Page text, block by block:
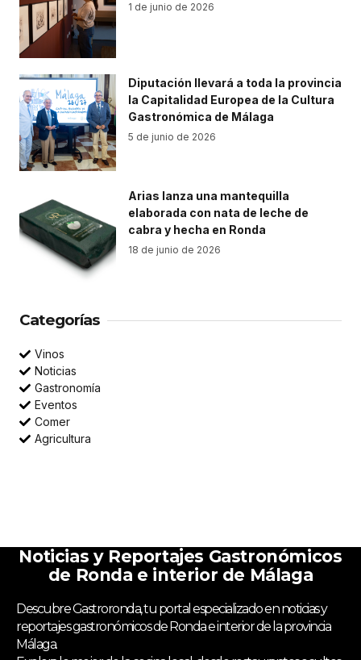
1 de junio de 2026
Diputación llevará a toda la provincia
la Capitalidad Europea de la Cultura
Gastronómica de Málaga
5 de junio de 2026
Arias lanza una mantequilla
elaborada con nata de leche de
cabra y hecha en Ronda
18 de junio de 2026
Categorías
Vinos
Noticias
Gastronomía
Eventos
Comer
Agricultura
Noticias y Reportajes Gastronómicos
de Ronda e interior de Málaga
Descubre Gastroronda, tu portal especializado en noticias y
reportajes gastronómicos de Ronda e interior de la provincia
Málaga.